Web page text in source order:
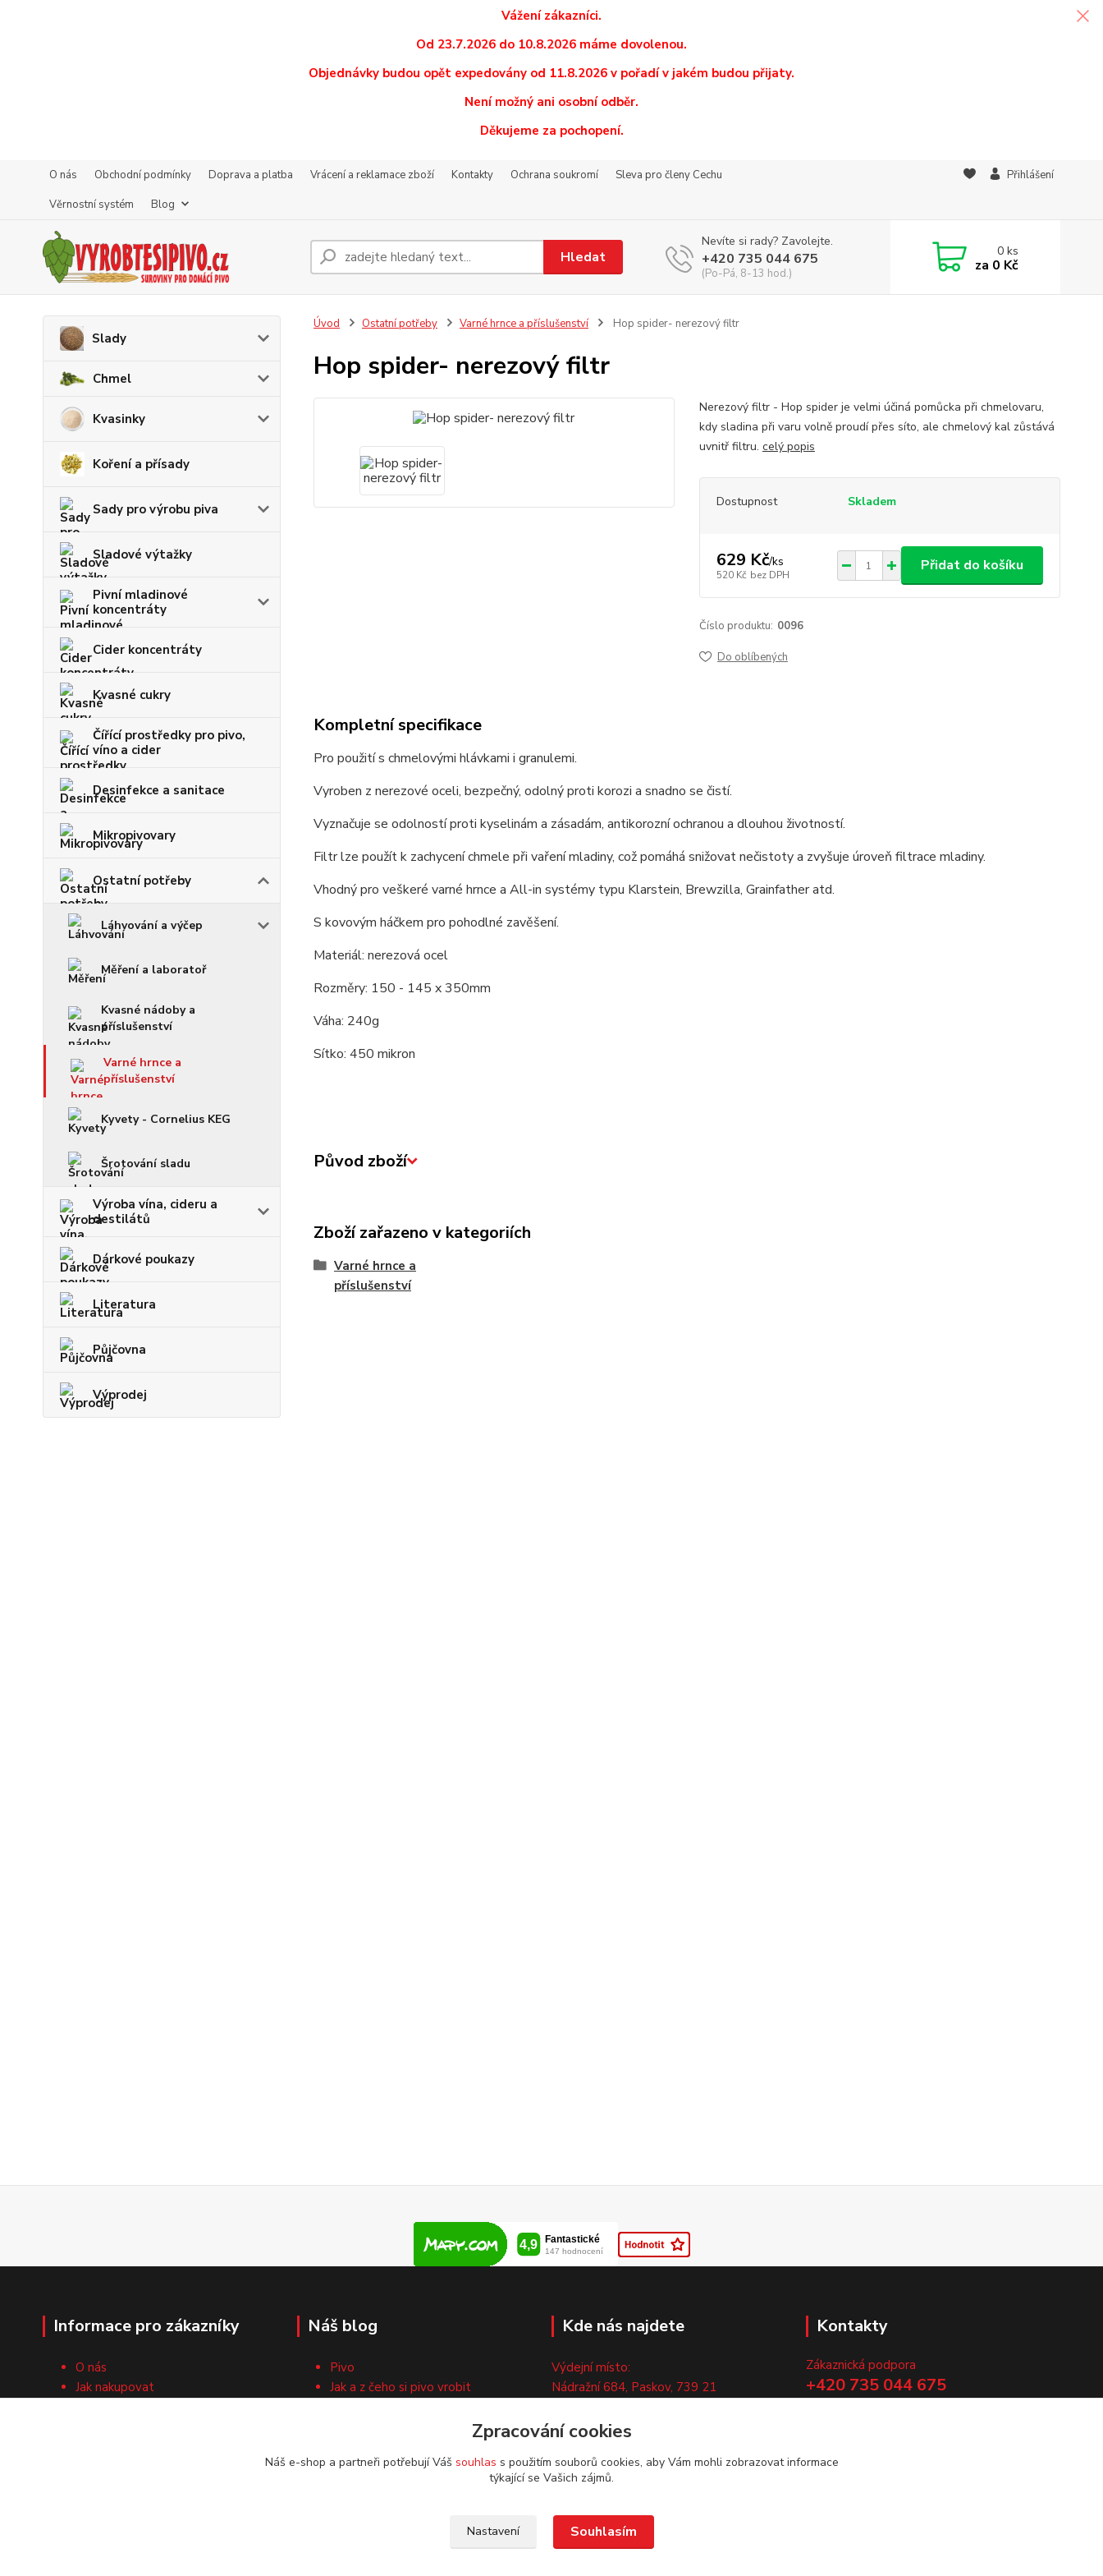
Vážení zákazníci.
Od 23.7.2026 do 10.8.2026 máme dovolenou.
Objednávky budou opět expedovány od 11.8.2026 v pořadí v jakém budou přijaty.
Není možný ani osobní odběr.
Děkujeme za pochopení.
O nás Obchodní podmínky Doprava a platba Vrácení a reklamace zboží Kontakty Ochrana soukromí
Sleva pro členy Cechu
Věrnostní systém
Blog
Přihlášení
Hledat
Nevíte si rady? Zavolejte.
+420 735 044 675
(Po-Pá, 8-13 hod.)
0ks
za 0 Kč
Slady
Chmel
Kvasinky
Koření a přísady
Sady pro výrobu piva
Sladové výtažky
Pivní mladinové
koncentráty
Cider koncentráty
Kvasné cukry
Čířící prostředky pro pivo,
víno a cider
Desinfekce a sanitace
Mikropivovary
Ostatní potřeby
Láhvování a výčep
Měření a laboratoř
Kvasné nádoby a
příslušenství
Varné hrnce a
příslušenství
Kyvety - Cornelius KEG
Šrotování sladu
Výroba vína, cideru a
destilátů
Dárkové poukazy
Literatura
Půjčovna
Výprodej
Úvod Ostatní potřeby Varné hrnce a příslušenství Hop spider- nerezový filtr
Hop spider- nerezový filtr
Nerezový filtr - Hop spider je velmi účiná pomůcka při chmelovaru,
kdy sladina při varu volně proudí přes síto, ale chmelový kal zůstává
uvnitř filtru. celý popis
Dostupnost Skladem
629 Kč/ks
520 Kč bez DPH
Přidat do košíku
Číslo produktu: 0096
Do oblíbených
Kompletní specifikace
Pro použití s chmelovými hlávkami i granulemi.
Vyroben z nerezové oceli, bezpečný, odolný proti korozi a snadno se čistí.
Vyznačuje se odolností proti kyselinám a zásadám, antikorozní ochranou a dlouhou životností.
Filtr lze použít k zachycení chmele při vaření mladiny, což pomáhá snižovat nečistoty a zvyšuje úroveň filtrace mladiny.
Vhodný pro veškeré varné hrnce a All-in systémy typu Klarstein, Brewzilla, Grainfather atd.
S kovovým háčkem pro pohodlné zavěšení.
Materiál: nerezová ocel
Rozměry: 150 - 145 x 350mm
Váha: 240g
Sítko: 450 mikron
Původ zboží
Zboží zařazeno v kategoriích
Varné hrnce a
příslušenství
Informace pro zákazníky
O nás
Jak nakupovat
Náš blog
Pivo
Jak a z čeho si pivo vrobit
Kde nás najdete
Výdejní místo:
Nádražní 684, Paskov, 739 21
Pouze po předchozí tel. domluvě.
Kontakty
Zákaznická podpora
+420 735 044 675
Zpracování cookies
Náš e-shop a partneři potřebují Váš souhlas s použitím souborů cookies, aby Vám mohli zobrazovat informace
týkající se Vašich zájmů.
Nastavení Souhlasím